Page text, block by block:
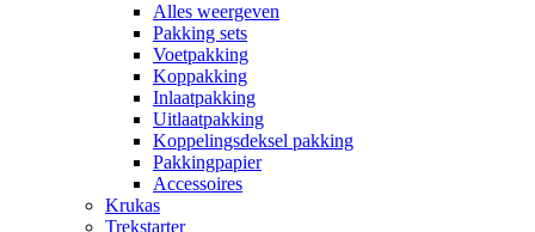
Alles weergeven
Pakking sets
Voetpakking
Koppakking
Inlaatpakking
Uitlaatpakking
Koppelingsdeksel pakking
Pakkingpapier
Accessoires
Krukas
Trekstarter